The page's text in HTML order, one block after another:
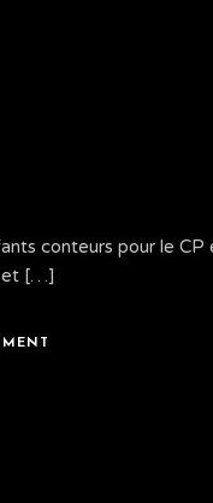
conteurs pour le
et […]